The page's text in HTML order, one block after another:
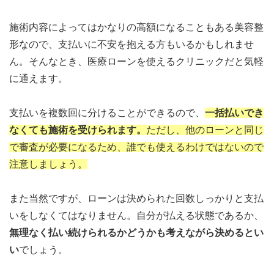
施術内容によってはかなりの高額になることもある美容整
形なので、支払いに不安を抱える方もいるかもしれませ
ん。そんなとき、医療ローンを使えるクリニックだと気軽
に通えます。
支払いを複数回に分けることができるので、 一括払いでき
なくても施術を受けられます。 ただし、他のローンと同じ
で審査が必要になるため、誰でも使えるわけではないので
注意しましょう。
また当然ですが、ローンは決められた回数しっかりと支払
いをしなくてはなりません。自分が払える状態であるか、
無理なく払い続けられるかどうかも考えながら決めるとい
いでしょう。